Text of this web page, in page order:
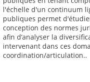
l'échelle d'un continuum
publiques permet
conception des normes
afin d’analyser la
intervenant dans ces
coordination/articulation..